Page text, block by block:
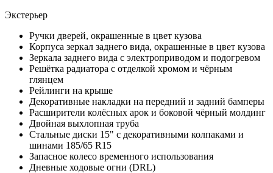
Экстерьер
Ручки дверей, окрашенные в цвет кузова
Корпуса зеркал заднего вида, окрашенные в цвет кузова
Зеркала заднего вида с электроприводом и подогревом
Решётка радиатора с отделкой хромом и чёрным
глянцем
Рейлинги на крыше
Декоративные накладки на передний и задний бамперы
Расширители колёсных арок и боковой чёрный молдинг
Двойная выхлопная труба
Стальные диски 15" с декоративными колпаками и
шинами 185/65 R15
Запасное колесо временного использования
Дневные ходовые огни (DRL)